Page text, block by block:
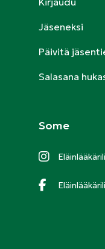
Jäseneksi
Päivitä
Salasana
Some